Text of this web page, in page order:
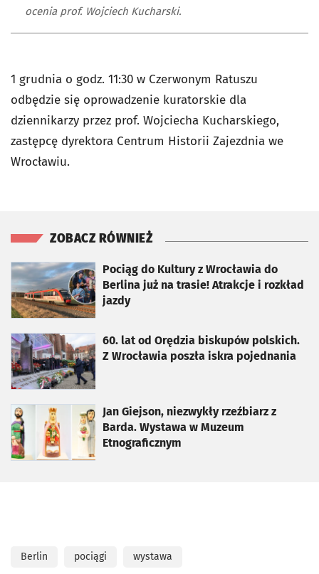
ocenia prof. Wojciech Kucharski.
1 grudnia o godz. 11:30 w Czerwonym Ratuszu
odbędzie się oprowadzenie kuratorskie dla
dziennikarzy przez prof. Wojciecha Kucharskiego,
zastępcę dyrektora Centrum Historii Zajezdnia we
Wrocławiu.
ZOBACZ RÓWNIEŻ
Pociąg do Kultury z Wrocławia do
Berlina już na trasie! Atrakcje i rozkład
jazdy
otworzy się w nowej karcie
60. lat od Orędzia biskupów polskich.
Z Wrocławia poszła iskra pojednania
otworzy się w nowej karcie
Jan Giejson, niezwykły rzeźbiarz z
Barda. Wystawa w Muzeum
Etnograficznym
otworzy się w nowej karcie
Berlin pociągi wystawa